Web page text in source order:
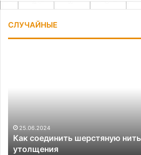
СЛУЧАЙНЫЕ
утолщения
25.06.2024
Как соединить шерстяную
утолщения